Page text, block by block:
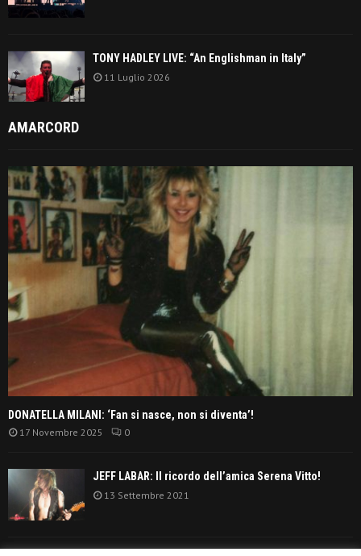
TONY HADLEY LIVE: “An Englishman in Italy”
11 Luglio 2026
AMARCORD
DONATELLA MILANI: ‘Fan si nasce, non si diventa’!
17 Novembre 2025 0
JEFF LABAR: Il ricordo dell’amica Serena Vitto!
13 Settembre 2021